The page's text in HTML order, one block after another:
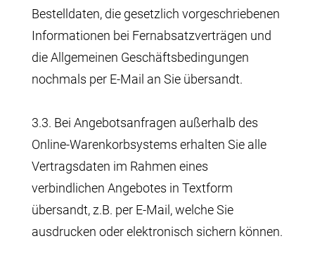
Bestelldaten, die gesetzlich vorgeschriebenen
Informationen bei Fernabsatzverträgen und
die Allgemeinen Geschäftsbedingungen
nochmals per E-Mail an Sie übersandt.
3.3. Bei Angebotsanfragen außerhalb des
Online-Warenkorbsystems erhalten Sie alle
Vertragsdaten im Rahmen eines
verbindlichen Angebotes in Textform
übersandt, z.B. per E-Mail, welche Sie
ausdrucken oder elektronisch sichern können.